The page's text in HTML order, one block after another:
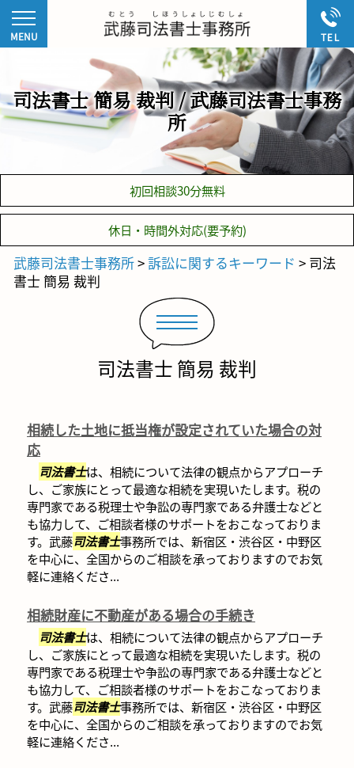
司法書士 簡易 裁判 / 武藤司法書士事務
所
初回相談30分無料
休日・時間外対応(要予約)
武藤司法書士事務所>訴訟に関するキーワード > 司法
書士 簡易 裁判
司法書士 簡易 裁判
相続した土地に抵当権が設定されていた場合の対
応
司法書士は、相続について法律の観点からアプローチ
し、ご家族にとって最適な相続を実現いたします。税の
専門家である税理士や争訟の専門家である弁護士などと
も協力して、ご相談者様のサポートをおこなっておりま
す。武藤司法書士事務所では、新宿区・渋谷区・中野区
を中心に、全国からのご相談を承っておりますのでお気
軽に連絡くださ...
相続財産に不動産がある場合の手続き
司法書士は、相続について法律の観点からアプローチ
し、ご家族にとって最適な相続を実現いたします。税の
専門家である税理士や争訟の専門家である弁護士などと
も協力して、ご相談者様のサポートをおこなっておりま
す。武藤司法書士事務所では、新宿区・渋谷区・中野区
を中心に、全国からのご相談を承っておりますのでお気
軽に連絡くださ...